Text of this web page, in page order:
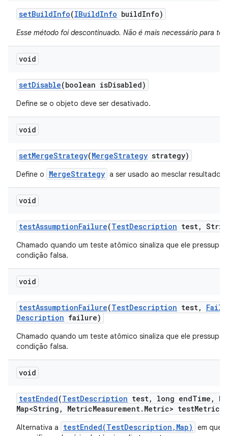
setBuildInfo(IBuildInfo buildInfo)
Esse método foi descontinuado. Não é mais necessário para
void
setDisable(boolean isDisabled)
Define se o objeto deve ser desativado.
void
setMergeStrategy(MergeStrategy strategy)
Define o MergeStrategy a ser usado ao mesclar resultados.
void
testAssumptionFailure(TestDescription test,
Chamado quando um teste atômico sinaliza que ele
condição falsa.
void
testAssumptionFailure(TestDescription test,
Description failure)
Chamado quando um teste atômico sinaliza que ele
condição falsa.
void
testEnded(TestDescription test, long endTime ,
Map<String , MetricMeasurement. Metric> testMetrics)
Alternativa a testEnded(TestDescription,Map)
em que